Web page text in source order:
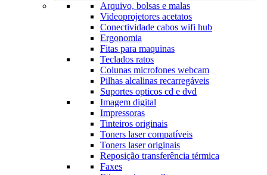
Arquivo, bolsas e malas
Videoprojetores acetatos
Conectividade cabos wifi hub
Ergonomia
Fitas para maquinas
Teclados ratos
Colunas microfones webcam
Pilhas alcalinas recarregáveis
Suportes opticos cd e dvd
Imagem digital
Impressoras
Tinteiros originais
Toners laser compatíveis
Toners laser originais
Reposição transferência térmica
Faxes